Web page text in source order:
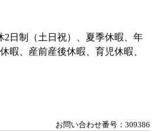
2日制（土日祝）、夏季休暇、年
暇、産前産後休暇、育児休暇、
お問い合わせ番号：309386